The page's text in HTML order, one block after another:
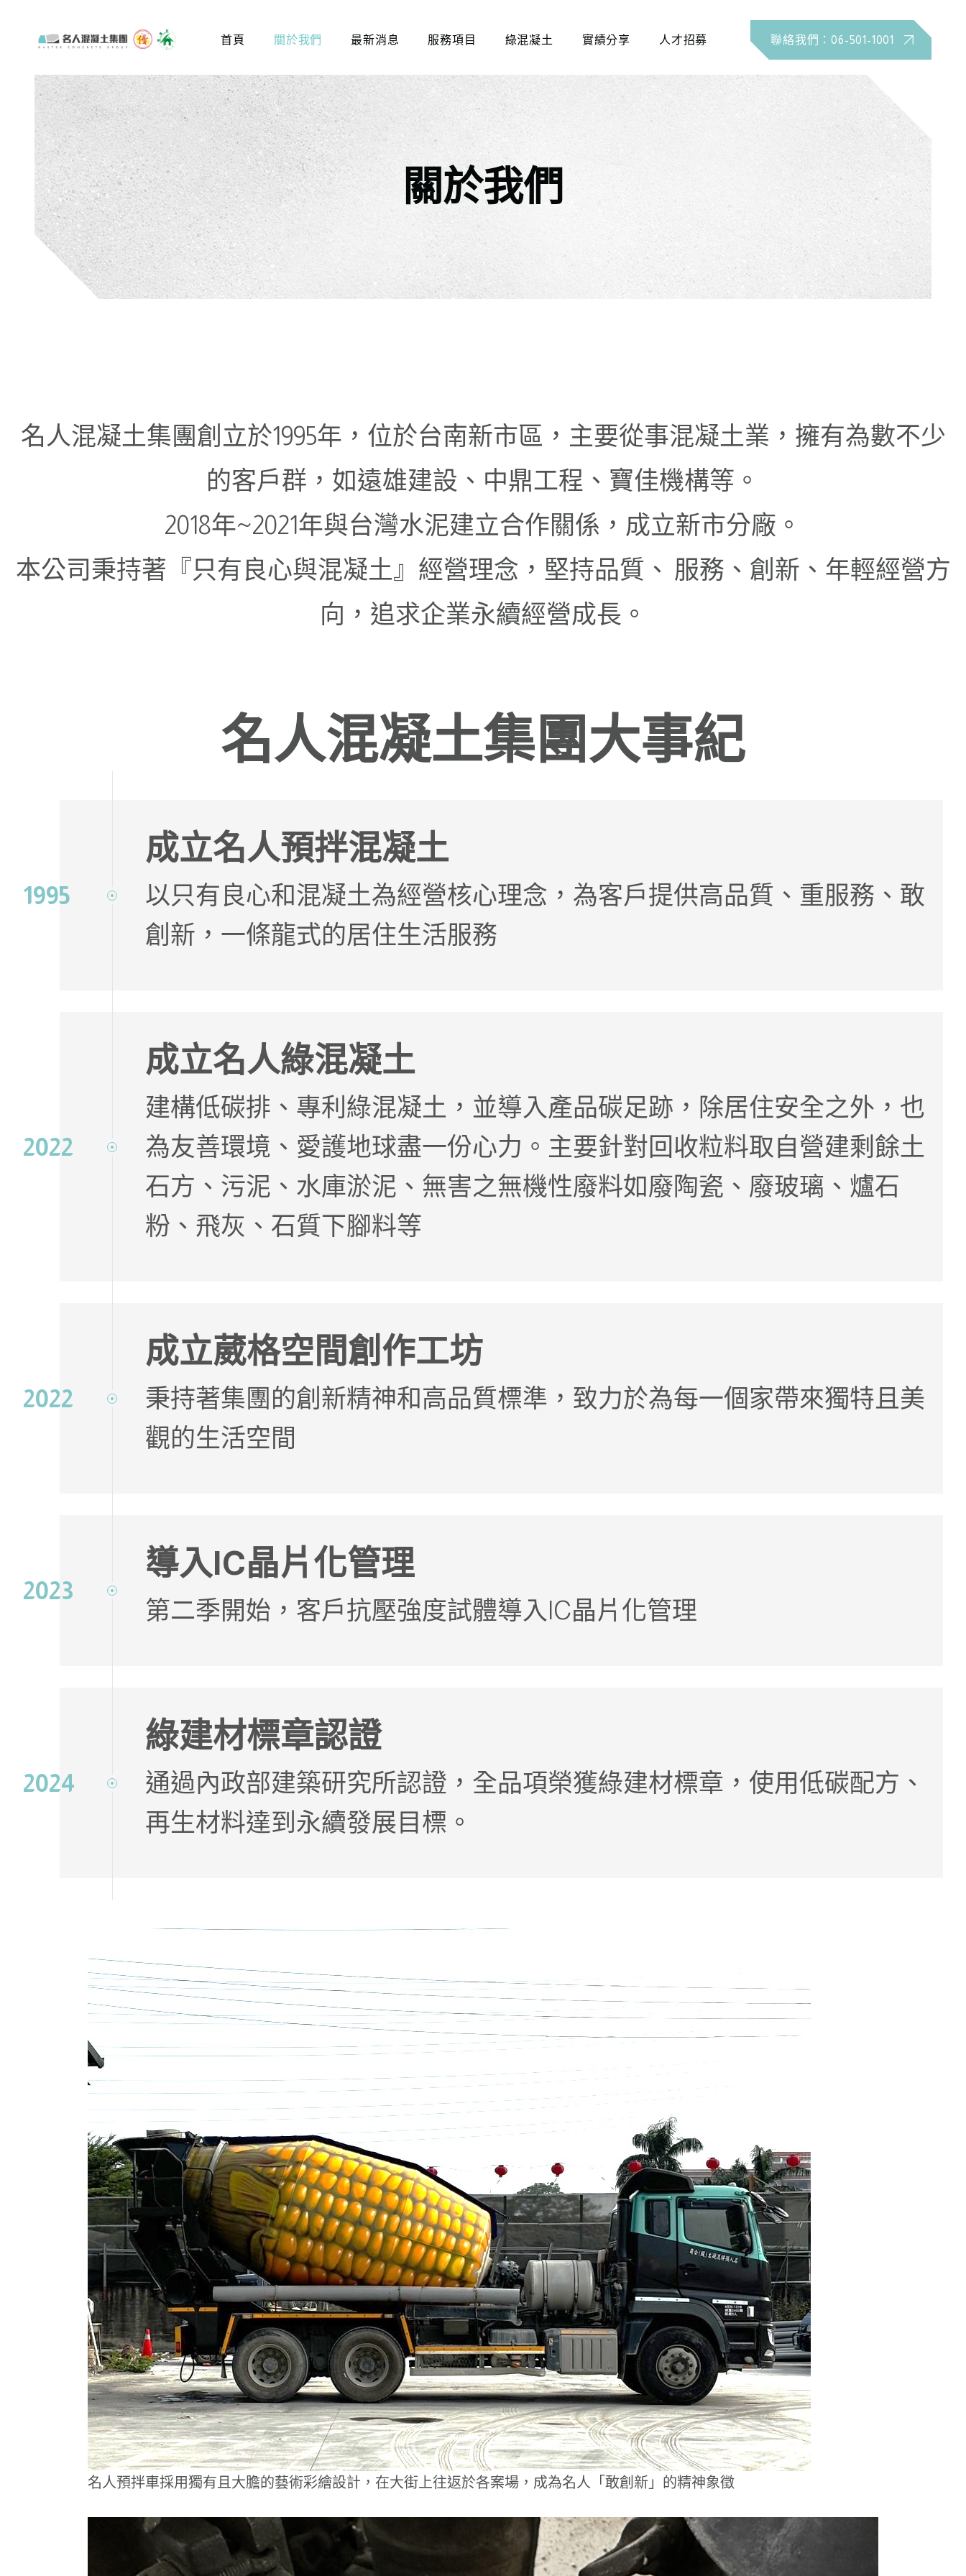
首頁 關於我們 最新消息 服務項目 綠混凝土 實績分享 人才招募 聯絡我們：06-501-1001
關於我們
名人混凝土集團創立於1995年，位於台南新市區，主要從事混凝土業，擁有為數不少
的客戶群，如遠雄建設、中鼎工程、寶佳機構等。
2018年~2021年與台灣水泥建立合作關係，成立新市分廠。
本公司秉持著『只有良心與混凝土』經營理念，堅持品質、 服務、創新、年輕經營方
向，追求企業永續經營成長。
名人混凝土集團大事紀
1995
成立名人預拌混凝土
以只有良心和混凝土為經營核心理念，為客戶提供高品質、重服務、敢
創新，一條龍式的居住生活服務
2022
成立名人綠混凝土
建構低碳排、專利綠混凝土，並導入產品碳足跡，除居住安全之外，也
為友善環境、愛護地球盡一份心力。主要針對回收粒料取自營建剩餘土
石方、污泥、水庫淤泥、無害之無機性廢料如廢陶瓷、廢玻璃、爐石
粉、飛灰、石質下腳料等
2022
成立葳格空間創作工坊
秉持著集團的創新精神和高品質標準，致力於為每一個家帶來獨特且美
觀的生活空間
2023
導入IC晶片化管理
第二季開始，客戶抗壓強度試體導入IC晶片化管理
2024
綠建材標章認證
通過內政部建築研究所認證，全品項榮獲綠建材標章，使用低碳配方、
再生材料達到永續發展目標。
名人預拌車採用獨有且大膽的藝術彩繪設計，在大街上往返於各案場，成為名人「敢創新」的精神象徵